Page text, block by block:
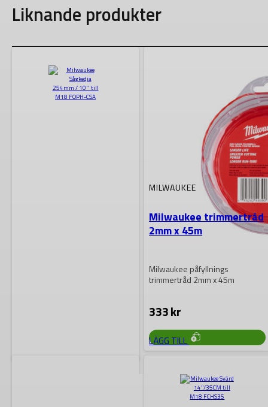
Liknande produkter
MILWAUKEE
Milwaukee trimmertråd
2mm x 45m
Milwaukee påfyllnings
trimmertråd 2mm x 45m
333kr
LÄGG TILL